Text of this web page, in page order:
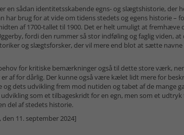
en sådan identitetsskabende egns- og slægtshistorie, der
har brug for at vide om tidens stedets og egens historie –
af 1700-tallet til 1900. Det er helt umuligt at fremhæve
fordi den rummer så stor indføling og faglig viden,
og slægtsforsker, der vil mere end blot at sætte navne
for kritiske bemærkninger også til dette store værk,
af for dårlig. Der kunne også være kælet lidt mere for
og dets udvikling frem mod nutiden og tabet af de mange
som et tilbageskridt for en egn, men som et
del af stedets historie.
11. september 2024]